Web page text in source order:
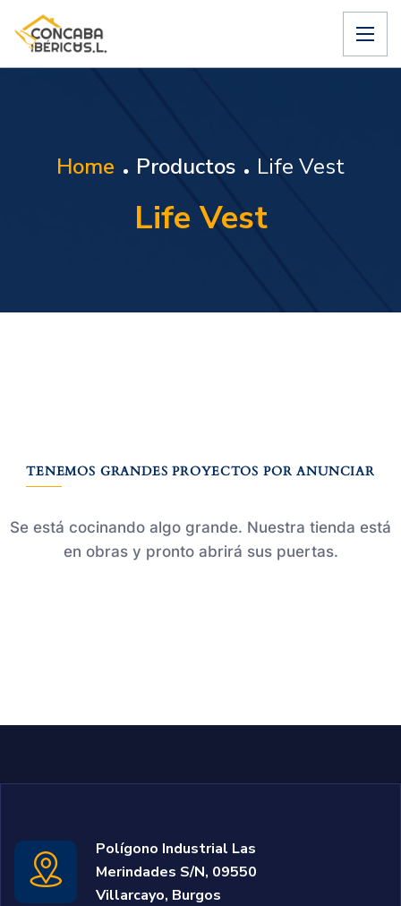
Home Productos Life Vest
Life Vest
TENEMOS GRANDES PROYECTOS POR ANUNCIAR
Se está cocinando algo grande. Nuestra tienda está
en obras y pronto abrirá sus puertas.
Polígono Industrial Las
Merindades S/N, 09550
Villarcayo, Burgos